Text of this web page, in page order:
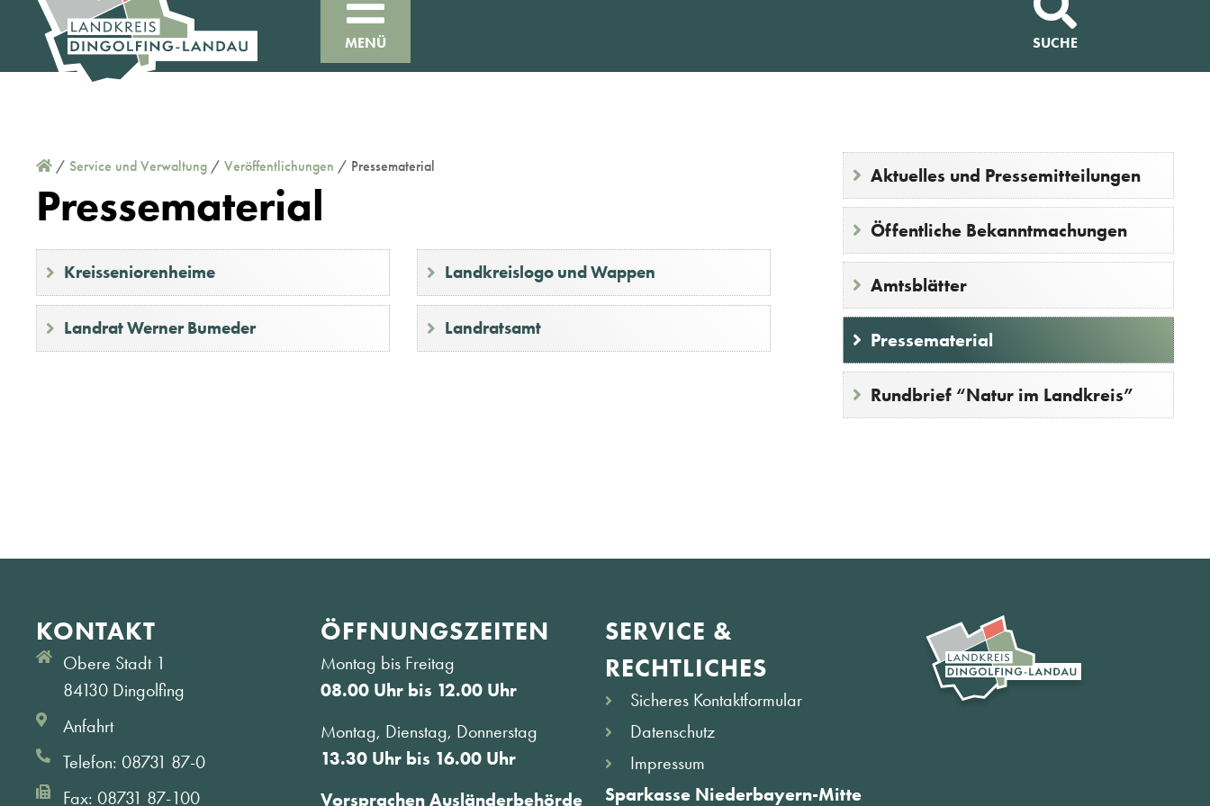
MENÜ SUCHE
/ Service und Verwaltung / Veröffentlichungen / Pressematerial
Pressematerial
Kreisseniorenheime Landkreislogo und Wappen
Landrat Werner Bumeder Landratsamt
Aktuelles und Pressemitteilungen
Öffentliche Bekanntmachungen
Amtsblätter
Pressematerial
Rundbrief “Natur im Landkreis”
KONTAKT
Obere Stadt 1
84130 Dingolfing
Anfahrt
Telefon: 08731 87-0
Fax: 08731 87-100
ÖFFNUNGS­ZEITEN
Montag bis Freitag
08.00 Uhr bis 12.00 Uhr
Montag, Dienstag, Donnerstag
13.30 Uhr bis 16.00 Uhr
Vorsprachen Ausländerbehörde
SERVICE &
RECHTLICHES
Sicheres Kontaktformular
Datenschutz
Impressum
Sparkasse Niederbayern-Mitte